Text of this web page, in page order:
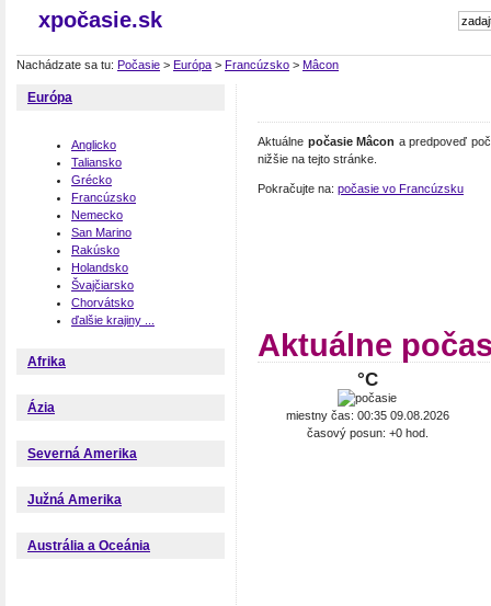
xpočasie.sk
Nachádzate sa tu: Počasie > Európa > Francúzsko > Mâcon
Európa
Anglicko
Taliansko
Grécko
Francúzsko
Nemecko
San Marino
Rakúsko
Holandsko
Švajčiarsko
Chorvátsko
ďalšie krajiny ...
Afrika
Ázia
Severná Amerika
Južná Amerika
Austrália a Oceánia
Aktuálne počasie Mâcon a predpoveď
nižšie na tejto stránke.
Pokračujte na: počasie vo Francúzsku
Aktuálne
°C
miestny čas: 00:35 09.08.2026
časový posun: +0 hod.